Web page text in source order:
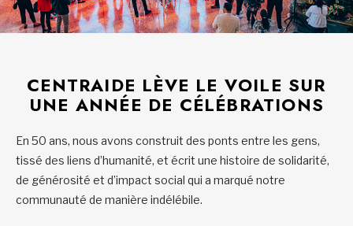
CENTRAIDE LÈVE LE VOILE SUR
UNE ANNÉE DE CÉLÉBRATIONS
En 50 ans, nous avons construit des ponts entre les gens,
tissé des liens d’humanité, et écrit une histoire de solidarité,
de générosité et d’impact social qui a marqué notre
communauté de manière indélébile.